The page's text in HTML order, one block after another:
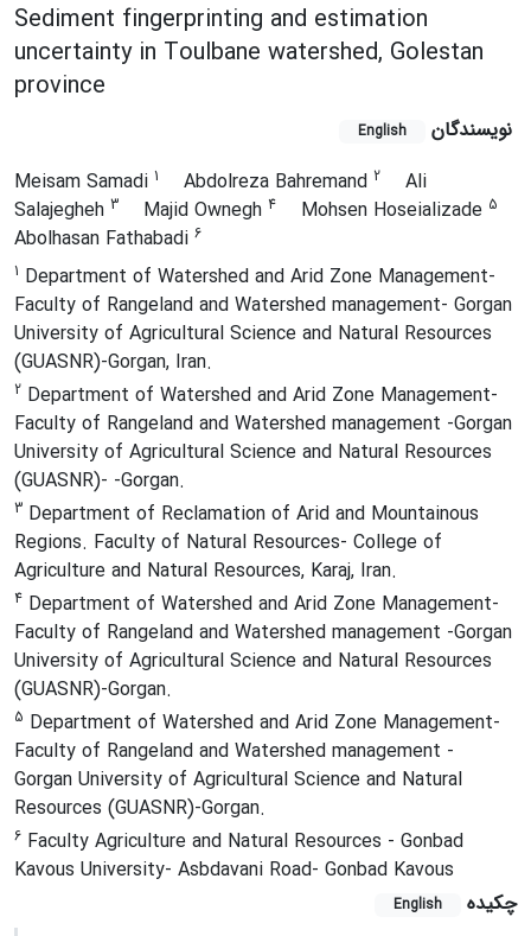
Sediment fingerprinting and estimation
uncertainty in Toulbane watershed, Golestan
province
نویسندگان English
Meisam Samadi 1 Abdolreza Bahremand 2
Ali
Salajegheh 3 Majid Ownegh 4 Mohsen Hoseializade 5
Abolhasan Fathabadi 6
1 Department of Watershed and Arid Zone Management-
Faculty of Rangeland and Watershed management- Gorgan
University of Agricultural Science and Natural Resources
(GUASNR)-Gorgan, Iran.
2 Department of Watershed and Arid Zone Management-
Faculty of Rangeland and Watershed management -Gorgan
University of Agricultural Science and Natural Resources
(GUASNR)- -Gorgan.
3 Department of Reclamation of Arid and Mountainous
Regions. Faculty of Natural Resources- College of
Agriculture and Natural Resources, Karaj, Iran.
4 Department of Watershed and Arid Zone Management-
Faculty of Rangeland and Watershed management -Gorgan
University of Agricultural Science and Natural Resources
(GUASNR)-Gorgan.
5 Department of Watershed and Arid Zone Management-
Faculty of Rangeland and Watershed management -
Gorgan University of Agricultural Science and Natural
Resources (GUASNR)-Gorgan.
6 Faculty Agriculture and Natural Resources - Gonbad
Kavous University- Asbdavani Road- Gonbad Kavous
چکیده
English